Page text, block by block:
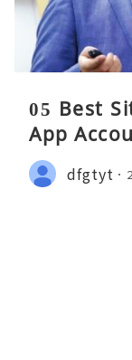
05 Best
App
dfgtyt